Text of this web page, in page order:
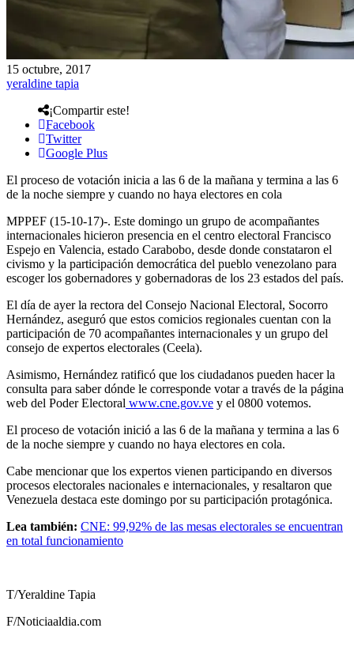
15 octubre, 2017
yeraldine tapia
¡Compartir este!
Facebook
Twitter
Google Plus
El proceso de votación inicia a las 6 de la mañana y termina a las 6
de la noche siempre y cuando no haya electores en cola
MPPEF (15-10-17)-. Este domingo un grupo de acompañantes
internacionales hicieron presencia en el centro electoral Francisco
Espejo en Valencia, estado Carabobo, desde donde constataron el
civismo y la participación democrática del pueblo venezolano para
escoger los gobernadores y gobernadoras de los 23 estados del país.
El día de ayer la rectora del Consejo Nacional Electoral, Socorro
Hernández, aseguró que estos comicios regionales cuentan con la
participación de 70 acompañantes internacionales y un grupo del
consejo de expertos electorales (Ceela).
Asimismo, Hernández ratificó que los ciudadanos pueden hacer la
consulta para saber dónde le corresponde votar a través de la página
web del Poder Electoral www.cne.gov.ve y el 0800 votemos.
El proceso de votación inició a las 6 de la mañana y termina a las 6
de la noche siempre y cuando no haya electores en cola.
Cabe mencionar que los expertos vienen participando en diversos
procesos electorales nacionales e internacionales, y resaltaron que
Venezuela destaca este domingo por su participación protagónica.
Lea también: CNE: 99,92% de las mesas electorales se encuentran
en total funcionamiento
T/Yeraldine Tapia
F/Noticiaaldia.com